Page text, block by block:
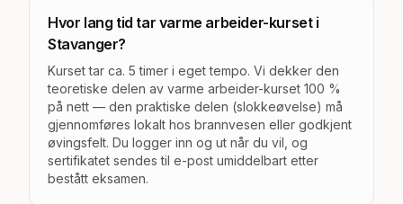
Hvor lang tid tar varme arbeider-kurset i
Stavanger?
Kurset tar ca. 5 timer i eget tempo. Vi dekker den
teoretiske delen av varme arbeider-kurset 100 %
på nett — den praktiske delen (slokkeøvelse) må
gjennomføres lokalt hos brannvesen eller godkjent
øvingsfelt. Du logger inn og ut når du vil, og
sertifikatet sendes til e-post umiddelbart etter
bestått eksamen.